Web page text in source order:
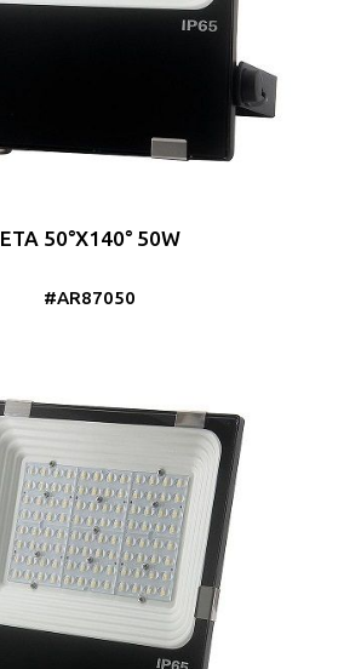
ETA 50°X140° 50W
#AR87050